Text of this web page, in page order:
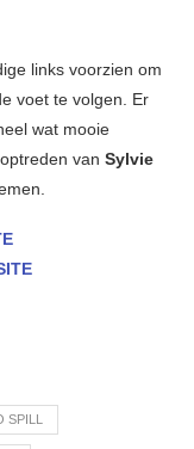
links voorzien om
voet te volgen. Er
wat mooie
van Sylvie
SPILL